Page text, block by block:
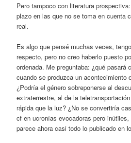
Pero tampoco con literatura
plazo en las que no se toma en cuenta
real.
Es algo que pensé muchas veces,
respecto, pero no creo haberlo puesto
ordenada. Me preguntaba: ¿qué pasará
cuando se produzca un acontecimiento
¿Podría el género sobreponerse al
extraterrestre, al de la
rápida que la luz? ¿No se convertiría
cf en ucronías evocadoras pero
parece ahora casi todo lo publicado en